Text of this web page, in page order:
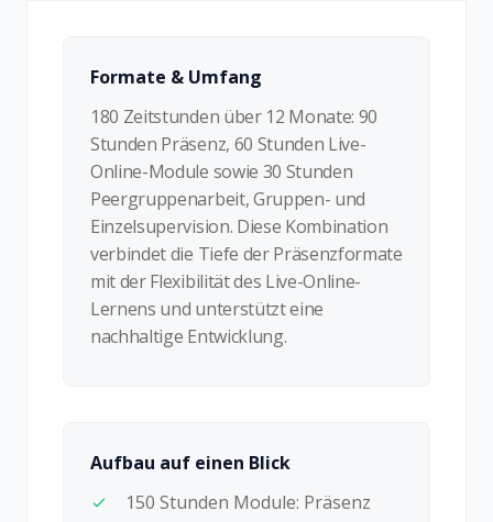
Formate & Umfang
180 Zeitstunden über 12 Monate: 90
Stunden Präsenz, 60 Stunden Live-
Online-Module sowie 30 Stunden
Peergruppenarbeit, Gruppen- und
Einzelsupervision. Diese Kombination
verbindet die Tiefe der Präsenzformate
mit der Flexibilität des Live-Online-
Lernens und unterstützt eine
nachhaltige Entwicklung.
Aufbau auf einen Blick
150 Stunden Module: Präsenz